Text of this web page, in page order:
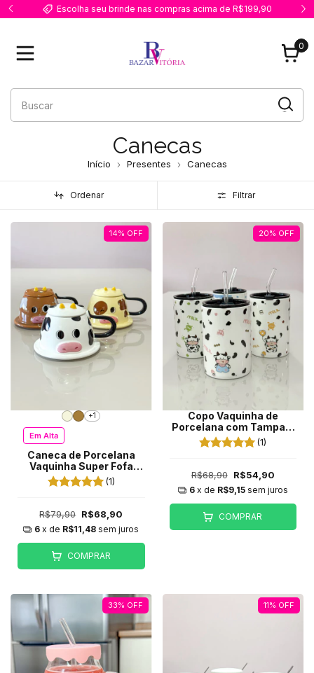
Escolha seu brinde nas compras acima de R$199,90
0
Canecas
Início Presentes Canecas
Ordenar Filtrar
14% OFF
+1
Em Alta
Caneca de Porcelana
Vaquinha Super Fofa
com Tampa - 300ml
(1)
R$79,90 R$68,90
6 x de R$11,48 sem juros
COMPRAR
20% OFF
Copo Vaquinha de
Porcelana com Tampa e
Canudo 550ml
(1)
R$68,90 R$54,90
6 x de R$9,15 sem juros
COMPRAR
33% OFF 11% OFF